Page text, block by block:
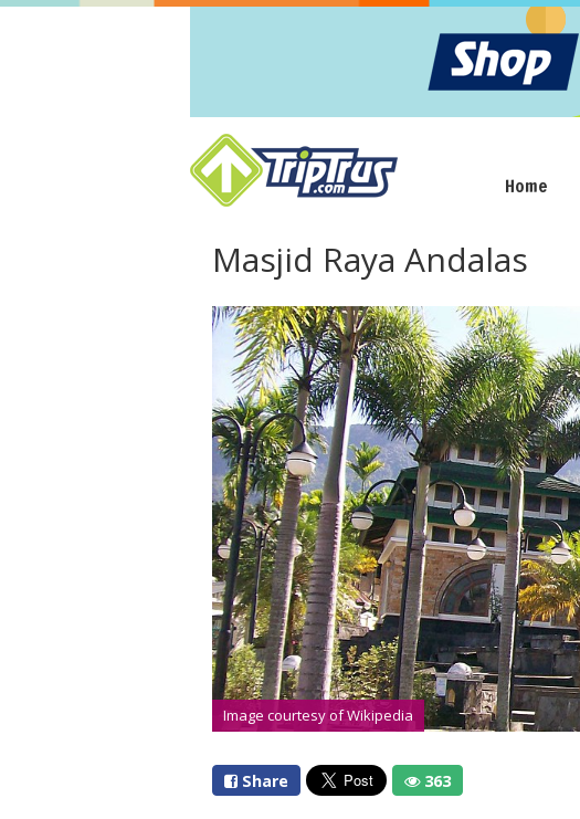
Home
Masjid Raya Andalas
Image courtesy of Wikipedia
Share 363